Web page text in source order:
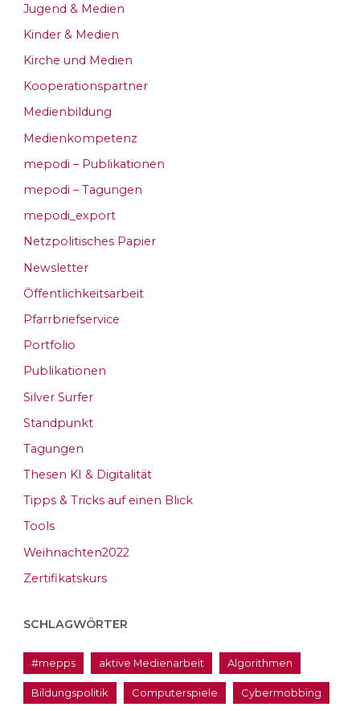
Jugend & Medien
Kinder & Medien
Kirche und Medien
Kooperationspartner
Medienbildung
Medienkompetenz
mepodi – Publikationen
mepodi – Tagungen
mepodi_export
Netzpolitisches Papier
Newsletter
Öffentlichkeitsarbeit
Pfarrbriefservice
Portfolio
Publikationen
Silver Surfer
Standpunkt
Tagungen
Thesen KI & Digitalität
Tipps & Tricks auf einen Blick
Tools
Weihnachten2022
Zertifikatskurs
SCHLAGWÖRTER
#mepps aktive Medienarbeit Algorithmen
Bildungspolitik Computerspiele Cybermobbing